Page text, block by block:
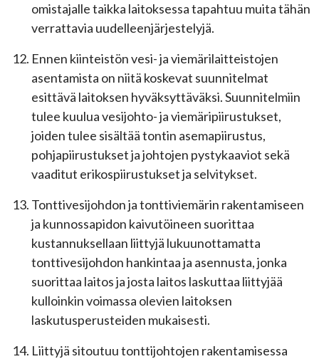
omistajalle taikka laitoksessa tapahtuu muita tähän
verrattavia uudelleenjärjestelyjä.
Ennen kiinteistön vesi- ja viemärilaitteistojen
asentamista on niitä koskevat suunnitelmat
esittävä laitoksen hyväksyttäväksi. Suunnitelmiin
tulee kuulua vesijohto- ja viemäripiirustukset,
joiden tulee sisältää tontin asemapiirustus,
pohjapiirustukset ja johtojen pystykaaviot sekä
vaaditut erikospiirustukset ja selvitykset.
Tonttivesijohdon ja tonttiviemärin rakentamiseen
ja kunnossapidon kaivutöineen suorittaa
kustannuksellaan liittyjä lukuunottamatta
tonttivesijohdon hankintaa ja asennusta, jonka
suorittaa laitos ja josta laitos laskuttaa liittyjää
kulloinkin voimassa olevien laitoksen
laskutusperusteiden mukaisesti.
Liittyjä sitoutuu tonttijohtojen rakentamisessa